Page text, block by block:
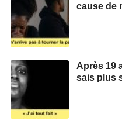
cause de
Après 19
sais plus